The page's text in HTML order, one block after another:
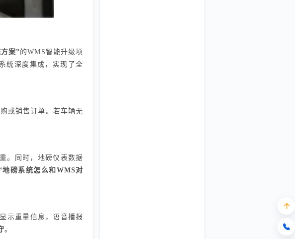
案”的WMS智能升级项
统深度集成，实现了全
或销售订单。若车辆无
。同时，地磅仪表数据
地磅系统怎么和WMS对
示重量信息，语音播报
。